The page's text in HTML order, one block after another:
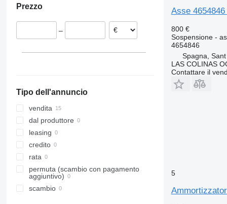
Sprinter
Unimog
N-series
VNL
Prezzo
–
Tipo dell'annuncio
vendita
dal produttore
leasing
credito
rata
permuta (scambio con pagamento
aggiuntivo)
scambio
Asse
800 €
Sospensione -
4654846
Spagna,
LAS COLINAS
Contattare il
5